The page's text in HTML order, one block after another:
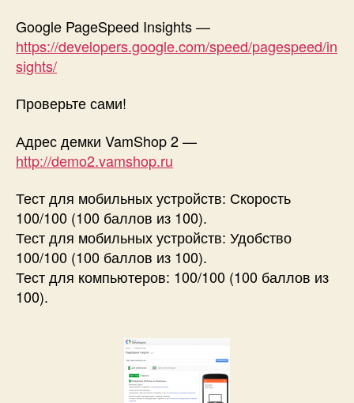
возможных
Google PageSpeed Insights —
https://developers.google.com/speed/pagespeed/in
sights/
Проверьте сами!
Адрес демки VamShop 2 —
http://demo2.vamshop.ru
Тест для мобильных устройств: Скорость
100/100 (100 баллов из 100).
Тест для мобильных устройств: Удобство
100/100 (100 баллов из 100).
Тест для компьютеров: 100/100 (100 баллов из
100).